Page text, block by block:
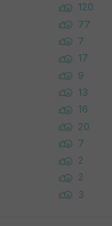
120
77
7
17
9
13
16
20
7
2
2
3